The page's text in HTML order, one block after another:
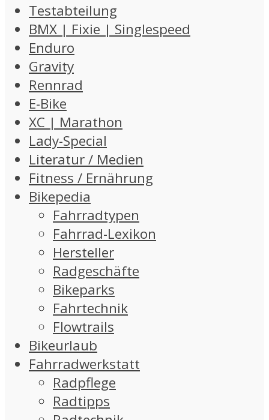
Testabteilung
BMX | Fixie | Singlespeed
Enduro
Gravity
Rennrad
E-Bike
XC | Marathon
Lady-Special
Literatur / Medien
Fitness / Ernährung
Bikepedia
Fahrradtypen
Fahrrad-Lexikon
Hersteller
Radgeschäfte
Bikeparks
Fahrtechnik
Flowtrails
Bikeurlaub
Fahrradwerkstatt
Radpflege
Radtipps